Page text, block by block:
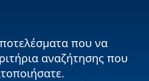
που να
αναζήτησης που